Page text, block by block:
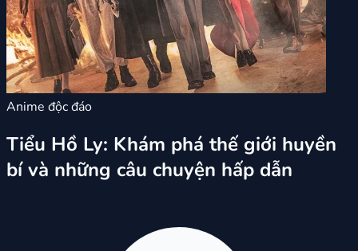
Anime độc đáo
Tiểu Hồ Ly: Khám phá thế giới huyền
bí và những câu chuyện hấp dẫn